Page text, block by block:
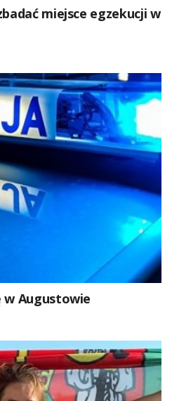
miejsce egzekucji w
w Augustowie